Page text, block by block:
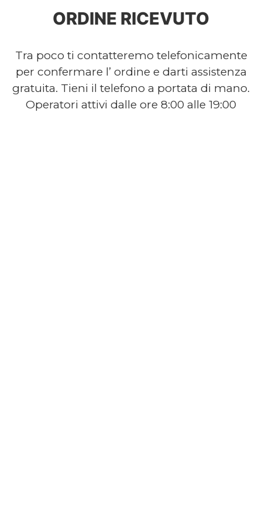
ORDINE RICEVUTO
Tra poco ti contatteremo telefonicamente
per confermare l’ ordine e darti assistenza
gratuita. Tieni il telefono a portata di mano.
Operatori attivi dalle ore 8:00 alle 19:00